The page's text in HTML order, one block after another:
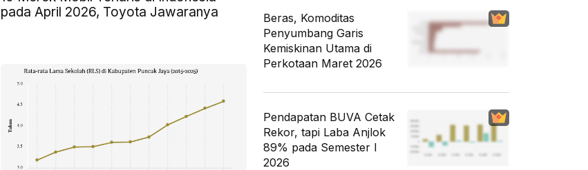
pada April 2026, Toyota Jawaranya
Beras, Komoditas
Penyumbang Garis
Kemiskinan Utama di
Perkotaan Maret 2026
Pendapatan BUVA Cetak
Rekor, tapi Laba Anjlok
89% pada Semester I
2026